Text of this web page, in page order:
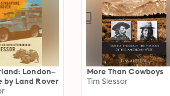
London–
by Land Rover
More Than Cowboys
Tim Slessor